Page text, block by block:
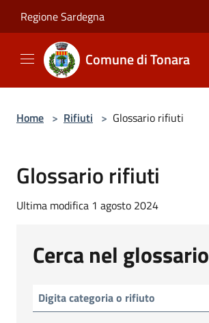
Regione Sardegna
Comune di Tonara
Home > Rifiuti > Glossario rifiuti
Glossario rifiuti
Ultima modifica 1 agosto 2024
Cerca nel glossario